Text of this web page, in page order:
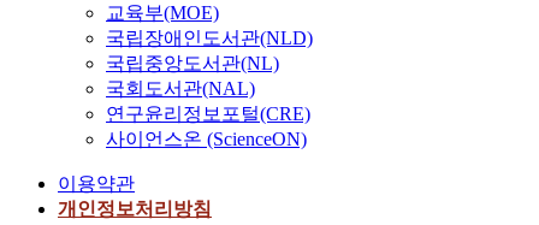
교육부(MOE)
국립장애인도서관(NLD)
국립중앙도서관(NL)
국회도서관(NAL)
연구윤리정보포털(CRE)
사이언스온 (ScienceON)
이용약관
개인정보처리방침